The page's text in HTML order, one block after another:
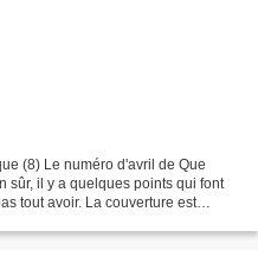
(8) Le numéro d'avril de Que
sûr, il y a quelques points qui font
tout avoir. La couverture est